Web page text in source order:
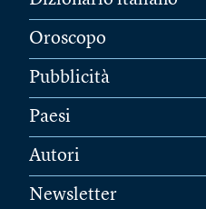
Oroscopo
Pubblicità
Paesi
Autori
Newsletter